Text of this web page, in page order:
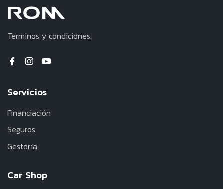
Terminos y condiciones.
Servicios
Financiación
Seguros
Gestoría
Car Shop